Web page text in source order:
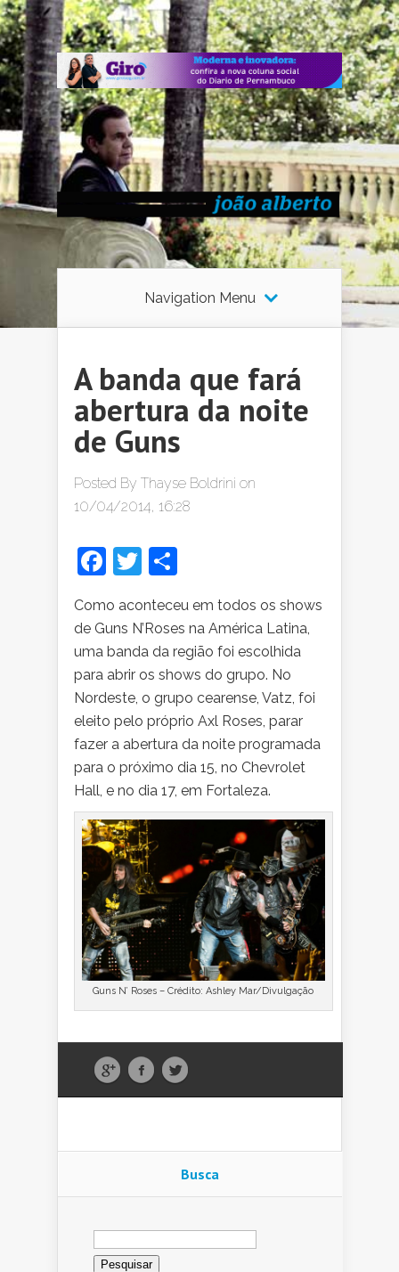
Navigation Menu
A banda que fará
abertura da noite
de Guns
Posted By Thayse Boldrini on
10/04/2014, 16:28
Facebook
Twitter
Como aconteceu em todos os shows
de Guns N’Roses na América Latina,
uma banda da região foi escolhida
para abrir os shows do grupo. No
Nordeste, o grupo cearense, Vatz, foi
eleito pelo próprio Axl Roses, parar
fazer a abertura da noite programada
para o próximo dia 15, no Chevrolet
Hall, e no dia 17, em Fortaleza.
Guns N’ Roses – Crédito: Ashley Mar/Divulgação
Busca
Pesquisar
por: